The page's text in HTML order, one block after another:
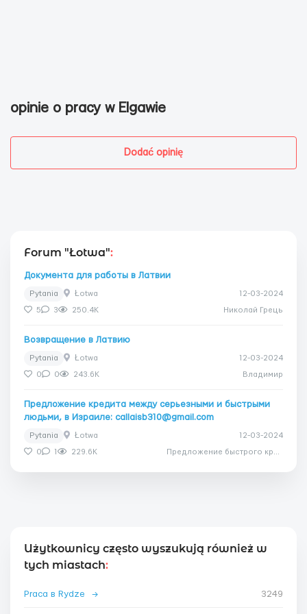
opinie o pracy w Elgawie
Dodać opinię
Forum "Łotwa":
Документа для работы в Латвии
Pytania Łotwa 12-03-2024
5 3 250.4K Николай Грець
Возвращение в Латвию
Pytania Łotwa 12-03-2024
0 0 243.6K Владимир
Предложение кредита между серьезными и быстрыми
людьми, в Израиле: callaisb310@gmail.com
Pytania Łotwa 12-03-2024
0 229.6K Предложение быстрого кредита для вашего срочного проекта!
Użytkownicy często wyszukują również w
tych miastach:
Praca в Rydze → 3249